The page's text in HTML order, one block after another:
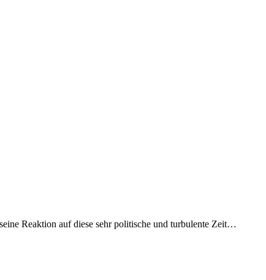
Reaktion auf diese sehr politische und turbulente Zeit…